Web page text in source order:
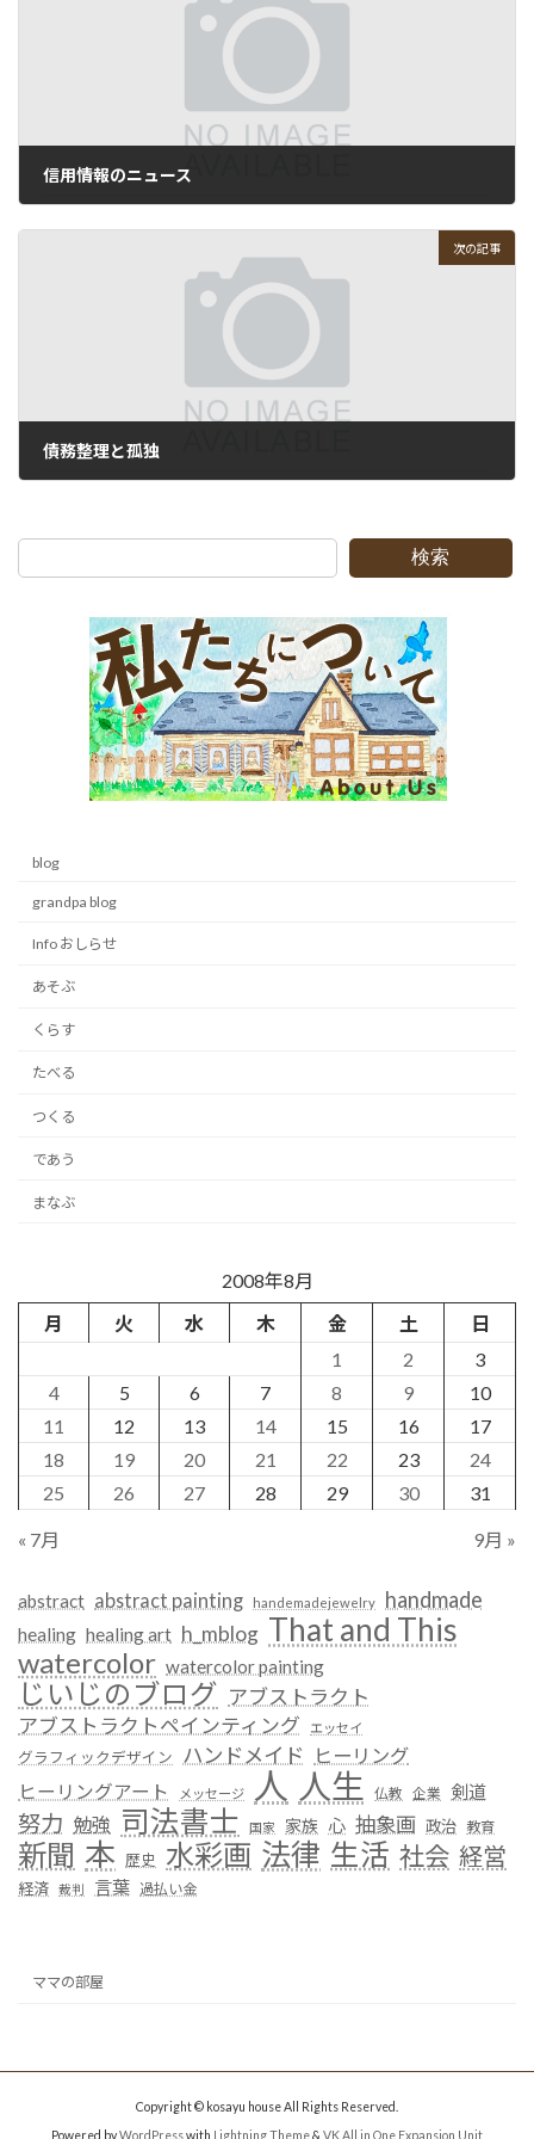
信用情報のニュース
次の記事
債務整理と孤独
検索
blog
grandpa blog
Info おしらせ
あそぶ
くらす
たべる
つくる
であう
まなぶ
2008年8月
月
火 水 木 金 土
日
1
2
3
4
5 6 7 8 9
10
11
12 13 14 15 16
17
18
19 20 21 22 23
24
25
26 27 28 29 30 31
« 7月 9月 »
abstract abstract painting handemadejewelry handmade
healing healing art h_mblog That and This
watercolor watercolor painting
じいじのブログ アブストラクト
アブストラクトペインティング
エッセイ
グラフィックデザイン ハンドメイド ヒーリング
ヒーリングアート メッセージ 人 人生 仏教 企業 剣道
努力 勉強 司法書士 国家 家族 心 抽象画 政治 教育
新聞 本 歴史 水彩画 法律 生活 社会 経営
経済 裁判 言葉 過払い金
ママの部屋
Copyright © kosayu house All Rights Reserved.
Powered byWordPresswith Lightning Theme& VK All in One Expansion Unit